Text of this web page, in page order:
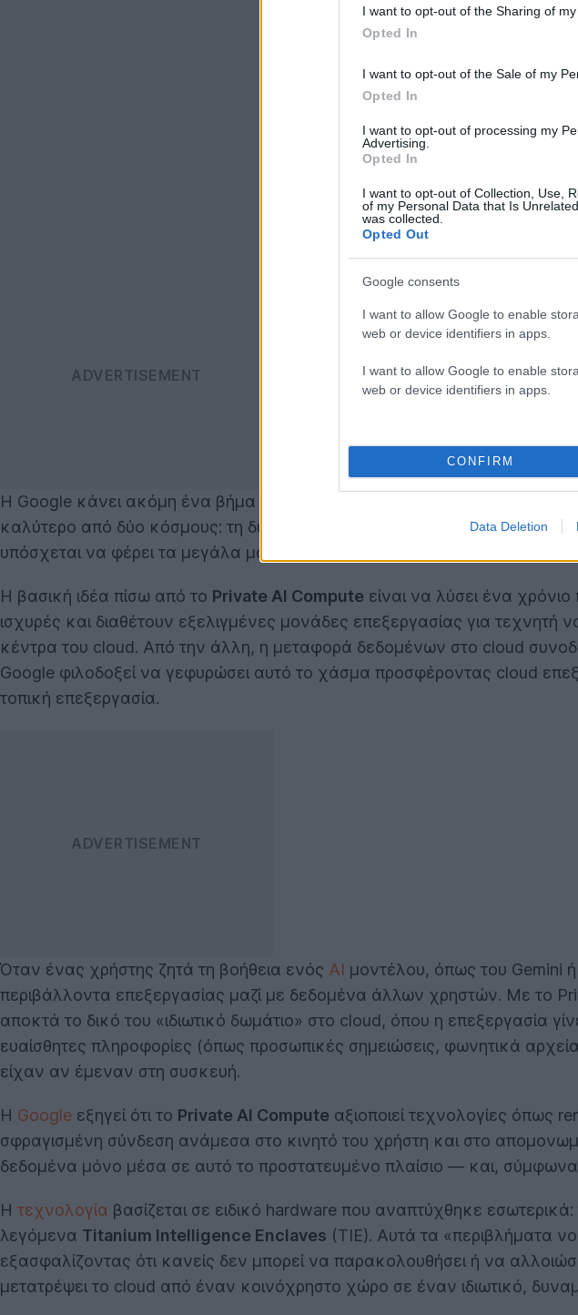
I want to opt-out of the Sharing of my
Opted In
I want to opt-out of the Sale of my
Opted In
I want to opt-out of processing my
Advertising.
Opted In
I want to opt-out of Collection, Use,
of my Personal Data that Is
was collected.
Opted Out
Google consents
I want to allow Google to enable
web or device identifiers in apps.
I want to allow Google to enable
web or device identifiers in apps.
CONFIRM
Data Deletion
Η Google κάνει ακόμη ένα βήμα προς το μέλλον της τεχνητής
καλύτερο από δύο κόσμους: τη δύναμη του cloud και την ασφάλεια της
υπόσχεται να φέρει τα μεγάλα μοντέλα
Η βασική ιδέα πίσω από το Private AI Compute είναι να λύσει ένα
ισχυρές και διαθέτουν εξελιγμένες μονάδες επεξεργασίας για
κέντρα του cloud. Από την άλλη, η μεταφορά δεδομένων στο cloud
Google φιλοδοξεί να γεφυρώσει αυτό το χάσμα προσφέροντας cloud
τοπική επεξεργασία.
Όταν ένας χρήστης ζητά τη βοήθεια ενός AI μοντέλου, όπως του Gemini
περιβάλλοντα επεξεργασίας μαζί με δεδομένα άλλων χρηστών. Με το
αποκτά το δικό του «ιδιωτικό δωμάτιο» στο cloud, όπου η επεξεργασία
ευαίσθητες πληροφορίες (όπως προσωπικές σημειώσεις, φωνητικά
είχαν αν έμεναν στη συσκευή.
Η Google εξηγεί ότι το Private AI Compute αξιοποιεί τεχνολογίες όπως
σφραγισμένη σύνδεση ανάμεσα στο κινητό του χρήστη και στο
δεδομένα μόνο μέσα σε αυτό το προστατευμένο πλαίσιο — και, σύμφωνα
Η τεχνολογία βασίζεται σε ειδικό hardware που αναπτύχθηκε εσωτερικά:
λεγόμενα Titanium Intelligence Enclaves (TIE). Αυτά τα «περιβλήματα
εξασφαλίζοντας ότι κανείς δεν μπορεί να παρακολουθήσει ή να
μετατρέψει το cloud από έναν κοινόχρηστο χώρο σε έναν ιδιωτικό,